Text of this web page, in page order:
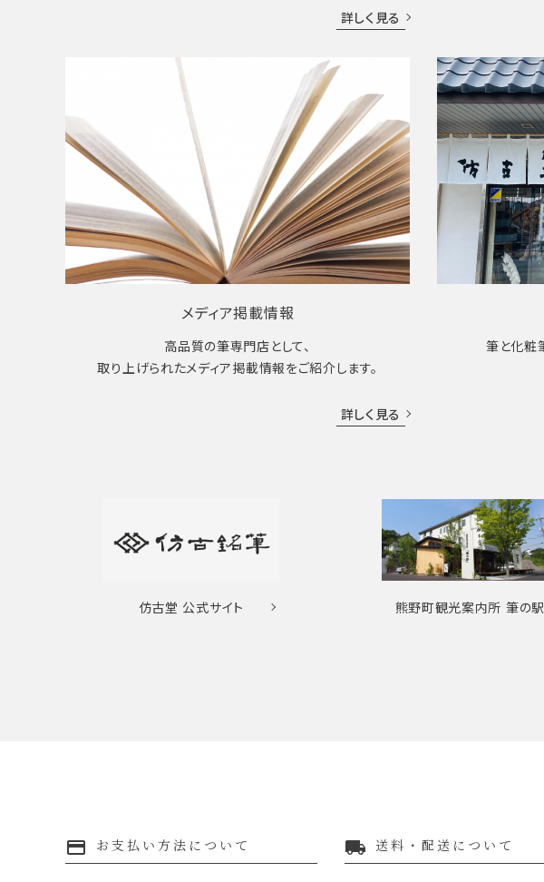
詳しく見る
メディア掲載情報
高品質の筆専門店として、
取り上げられたメディア掲載情報をご紹介します。
詳しく見る
筆と化粧
仿古堂 公式サイト 熊野町観光案内所 筆の駅
payment お支払い方法について local_shipping 送料・配送について